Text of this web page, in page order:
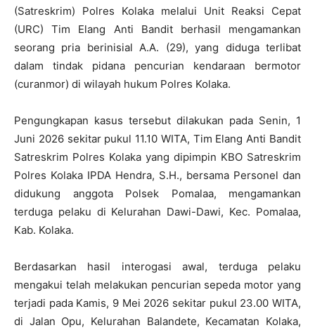
(Satreskrim) Polres Kolaka melalui Unit Reaksi Cepat
(URC) Tim Elang Anti Bandit berhasil mengamankan
seorang pria berinisial A.A. (29), yang diduga terlibat
dalam tindak pidana pencurian kendaraan bermotor
(curanmor) di wilayah hukum Polres Kolaka.
Pengungkapan kasus tersebut dilakukan pada Senin, 1
Juni 2026 sekitar pukul 11.10 WITA, Tim Elang Anti Bandit
Satreskrim Polres Kolaka yang dipimpin KBO Satreskrim
Polres Kolaka IPDA Hendra, S.H., bersama Personel dan
didukung anggota Polsek Pomalaa, mengamankan
terduga pelaku di Kelurahan Dawi-Dawi, Kec. Pomalaa,
Kab. Kolaka.
Berdasarkan hasil interogasi awal, terduga pelaku
mengakui telah melakukan pencurian sepeda motor yang
terjadi pada Kamis, 9 Mei 2026 sekitar pukul 23.00 WITA,
di Jalan Opu, Kelurahan Balandete, Kecamatan Kolaka,